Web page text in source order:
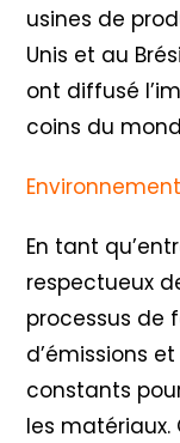
usines de
Unis et au
ont diffusé
coins du
En tant
respectueux
processus de
d’émissions
constants
les matériaux.